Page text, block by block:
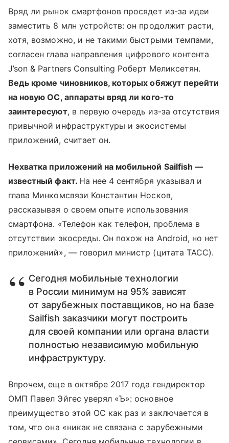
Вряд ли рынок смартфонов просядет из-за идеи
заместить 8 млн устройств: он продолжит расти,
хотя, возможно, и не такими быстрыми темпами,
согласен глава направления цифрового контента
J’son & Partners Consulting Роберт Меликсетян.
Ведь кроме чиновников, которых обяжут перейти
на новую ОС, аппараты вряд ли кого-то
заинтересуют, в первую очередь из-за отсутствия
привычной инфраструктуры и экосистемы
приложений, считает он.
Нехватка приложений на мобильной Sailfish —
известный факт. На нее 4 сентября указывал и
глава Минкомсвязи Константин Носков,
рассказывая о своем опыте использования
смартфона. «Телефон как телефон, проблема в
отсутствии экосреды. Он похож на Android, но нет
приложений», — говорил министр (цитата ТАСС).
Сегодня мобильные технологии
в России минимум на 95% зависят
от зарубежных поставщиков, но на базе
Sailfish заказчики могут построить
для своей компании или органа власти
полностью независимую мобильную
инфраструктуру.
Впрочем, еще в октябре 2017 года гендиректор
ОМП Павел Эйгес уверял «Ъ»: основное
преимущество этой ОС как раз и заключается в
том, что она «никак не связана с зарубежными